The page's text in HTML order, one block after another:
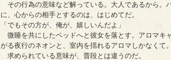
その行為の意味など解っている。大人であるから。
に、心からの相手とするのは、はじめてだ。
「でもその方が、俺が、嬉しいんだよ」
微睡を共にしたベッドへと彼女を落とす。アロマキ
がる夜行のネオンと、室内を揺れるアロマしかなくて。
求められている意味が、普段とは違うのだ。